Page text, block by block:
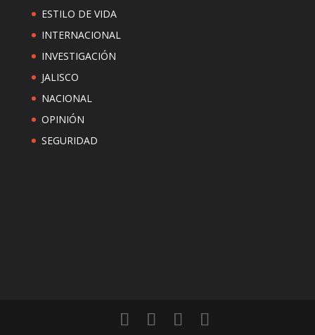
ESTILO DE VIDA
INTERNACIONAL
INVESTIGACIÓN
JALISCO
NACIONAL
OPINIÓN
SEGURIDAD